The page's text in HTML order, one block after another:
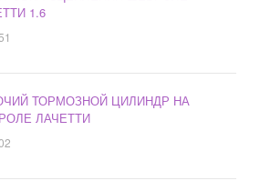
1.6
ТОРМОЗНОЙ ЦИЛИНДР НА
ЛАЧЕТТИ